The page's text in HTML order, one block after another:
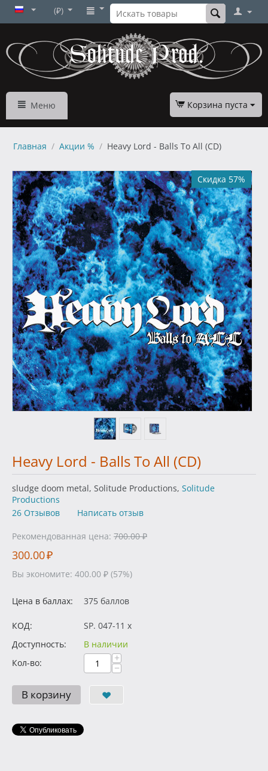
(₽)
Меню Корзина пуста
Главная / Акции % / Heavy Lord - Balls To All (CD)
Скидка 57%
Heavy Lord - Balls To All (CD)
sludge doom metal, Solitude Productions, Solitude
Productions
26 Отзывов
Написать отзыв
Рекомендованная цена: 700.00 ₽
300.00₽
Вы экономите: 400.00 ₽ (57%)
Цена в баллах: 375 баллов
КОД:
SP. 047-11 x
Доступность:
В наличии
Кол-во:
+
−
В корзину